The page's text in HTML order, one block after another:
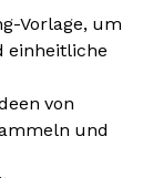
Vorlage, um
einheitliche
von
und